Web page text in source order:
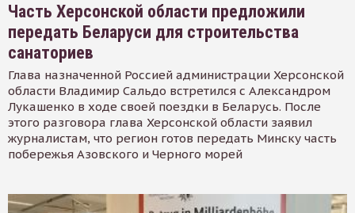
Часть Херсонской области предложили
передать Беларуси для строительства
санаториев
Глава назначенной Россией администрации Херсонской
области Владимир Сальдо встретился с Александром
Лукашенко в ходе своей поездки в Беларусь. После
этого разговора глава Херсонской области заявил
журналистам, что регион готов передать Минску часть
побережья Азовского и Черного морей